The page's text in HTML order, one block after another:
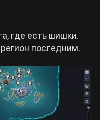
где есть шишки.
последним.